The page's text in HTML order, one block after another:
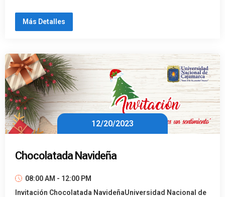
Más Detalles
12/20/2023
Chocolatada Navideña
08:00 AM - 12:00 PM
Invitación Chocolatada NavideñaUniversidad Nacional de